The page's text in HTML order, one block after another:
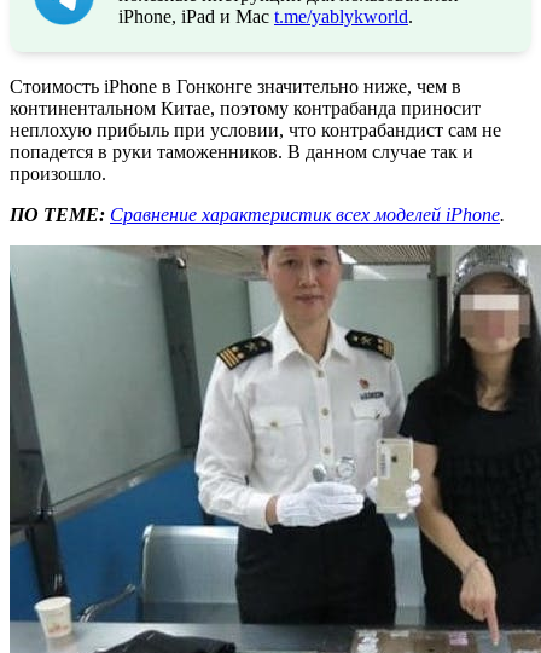
iPhone, iPad и Mac t.me/yablykworld.
Стоимость iPhone в Гонконге значительно ниже, чем в
континентальном Китае, поэтому контрабанда приносит
неплохую прибыль при условии, что контрабандист сам не
попадется в руки таможенников. В данном случае так и
произошло.
ПО ТЕМЕ: Сравнение характеристик всех моделей iPhone.